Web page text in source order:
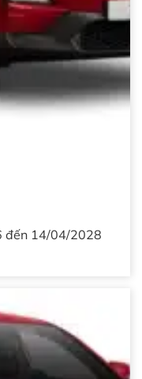
đến 14/04/2028